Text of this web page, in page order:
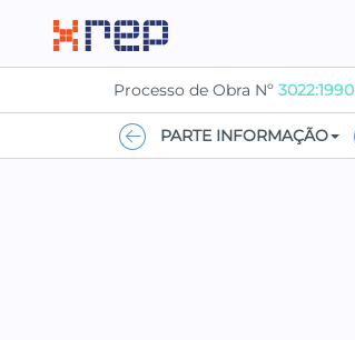
Processo de Obra Nº 3022:1990
PARTE INFORMAÇÃO